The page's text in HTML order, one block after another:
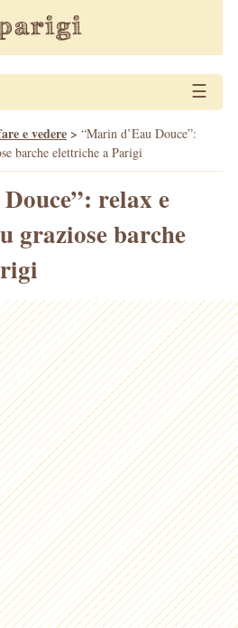
☰
e vedere > “Marin d’Eau Douce”:
barche elettriche a Parigi
relax e
graziose barche